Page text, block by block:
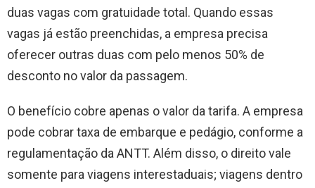
duas vagas com gratuidade total. Quando essas
vagas já estão preenchidas, a empresa precisa
oferecer outras duas com pelo menos 50% de
desconto no valor da passagem.
O benefício cobre apenas o valor da tarifa. A empresa
pode cobrar taxa de embarque e pedágio, conforme a
regulamentação da ANTT. Além disso, o direito vale
somente para viagens interestaduais; viagens dentro